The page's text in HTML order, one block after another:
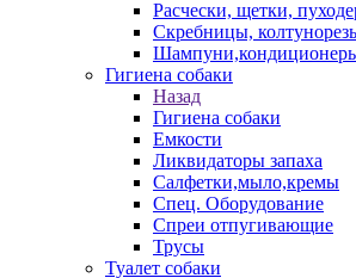
Расчески, щетки,
Скребницы,
Гигиена собаки
Назад
Гигиена собаки
Емкости
Ликвидаторы запаха
Салфетки,мыло,кремы
Спец. Оборудование
Спреи отпугивающие
Трусы
Туалет собаки